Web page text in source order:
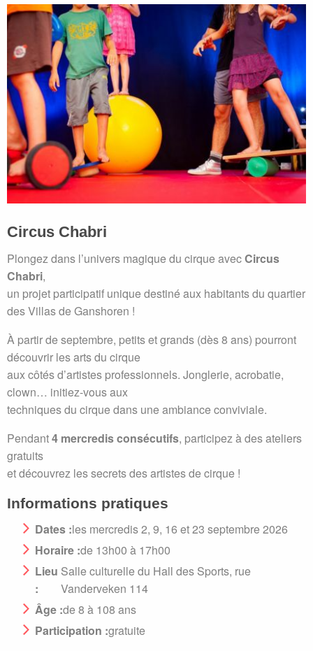
Circus Chabri
Plongez dans l’univers magique du cirque avecCircus
Chabri,
un projet participatif unique destiné aux habitants du quartier
des Villas de Ganshoren !
À partir de septembre, petits et grands (dès 8 ans) pourront
découvrir les arts du cirque
aux côtés d’artistes professionnels. Jonglerie, acrobatie,
clown… initiez-vous aux
techniques du cirque dans une ambiance conviviale.
Pendant4 mercredis consécutifs, participez à des ateliers
gratuits
et découvrez les secrets des artistes de cirque !
Informations pratiques
Dates :les mercredis 2, 9, 16 et 23 septembre 2026
Horaire :de 13h00 à 17h00
Lieu
:
Salle culturelle du Hall des Sports, rue
Vanderveken 114
Âge :de 8 à 108 ans
Participation :gratuite